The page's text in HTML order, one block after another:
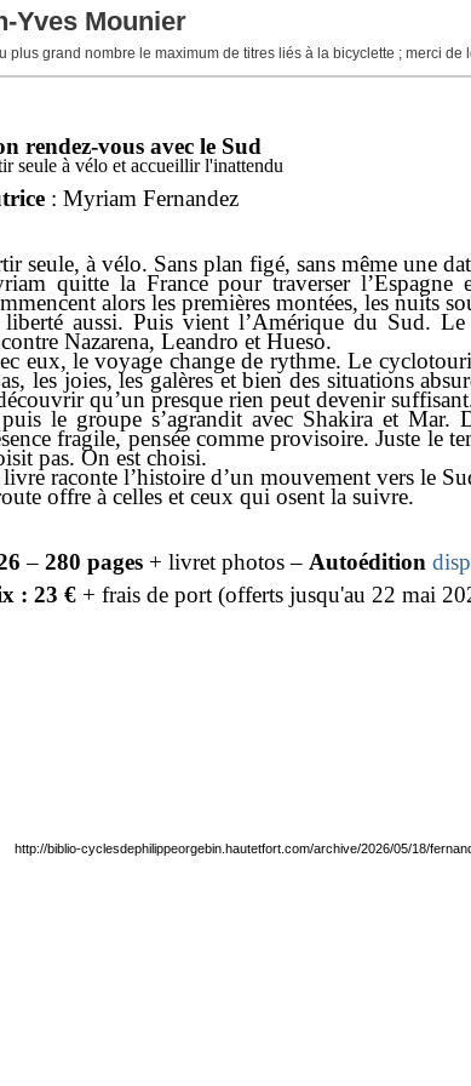
Yves Mounier
grand nombre le maximum de titres liés à la bicyclette ; merci
rendez-vous avec le Sud
seule à vélo et accueillir l'inattendu
: Myriam Fernandez
seule, à vélo. Sans plan figé, sans même une
quitte la France pour traverser
alors les premières montées, les nuits
aussi. Puis vient l’Amérique du Sud.
Nazarena, Leandro et Hueso.
eux, le voyage change de rythme. Le
les joies, les galères et bien des situations
qu’un presque rien peut devenir
le groupe s’agrandit avec Shakira et
fragile, pensée comme provisoire. Juste le
pas. On est choisi.
raconte l’histoire d’un mouvement vers le
offre à celles et ceux qui osent la suivre.
–280 pages + livret photos – Autoédition
: 23 € + frais de port (offerts jusqu'au 22 mai
http://biblio-cyclesdephilippeorgebin.hautetfort.com/archive/2026/05/18/